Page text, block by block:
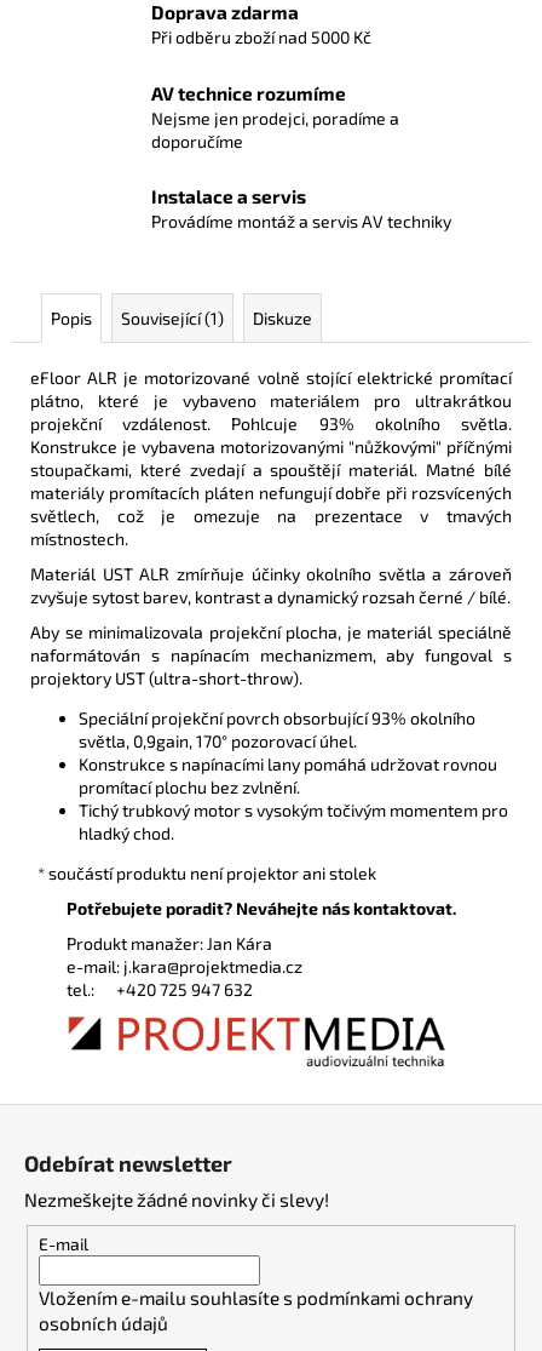
Doprava zdarma
Při odběru zboží nad 5000 Kč
AV technice rozumíme
Nejsme jen prodejci, poradíme a
doporučíme
Instalace a servis
Provádíme montáž a servis AV techniky
Popis Související (1) Diskuze
eFloor ALR je motorizované volně stojící elektrické promítací
plátno, které je vybaveno materiálem pro ultrakrátkou
projekční vzdálenost. Pohlcuje 93% okolního světla.
Konstrukce je vybavena motorizovanými "nůžkovými" příčnými
stoupačkami, které zvedají a spouštějí materiál. Matné bílé
materiály promítacích pláten nefungují dobře při rozsvícených
světlech, což je omezuje na prezentace v tmavých
místnostech.
Materiál UST ALR zmírňuje účinky okolního světla a zároveň
zvyšuje sytost barev, kontrast a dynamický rozsah černé / bílé.
Aby se minimalizovala projekční plocha, je materiál speciálně
naformátován s napínacím mechanizmem, aby fungoval s
projektory UST (ultra-short-throw).
Speciální projekční povrch obsorbující 93% okolního
světla, 0,9gain, 170° pozorovací úhel.
Konstrukce s napínacími lany pomáhá udržovat rovnou
promítací plochu bez zvlnění.
Tichý trubkový motor s vysokým točivým momentem pro
hladký chod.
* součástí produktu není projektor ani stolek
Potřebujete poradit? Neváhejte nás kontaktovat.
Produkt manažer: Jan Kára
e-mail: j.kara@projektmedia.cz
tel.: +420 725 947 632
Odebírat newsletter
Nezmeškejte žádné novinky či slevy!
E-mail
Vložením e-mailu souhlasíte s podmínkami ochrany
osobních údajů